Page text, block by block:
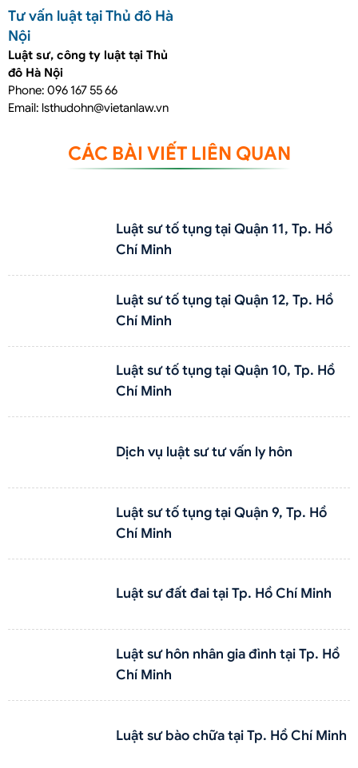
Tư vấn luật tại Thủ đô Hà
Nội
Luật sư, công ty luật tại Thủ
đô Hà Nội
Phone: 096 167 55 66
Email: lsthudohn@vietanlaw.vn
CÁC BÀI VIẾT LIÊN QUAN
Luật sư tố tụng tại Quận 11, Tp. Hồ
Chí Minh
Luật sư tố tụng tại Quận 12, Tp. Hồ
Chí Minh
Luật sư tố tụng tại Quận 10, Tp. Hồ
Chí Minh
Dịch vụ luật sư tư vấn ly hôn
Luật sư tố tụng tại Quận 9, Tp. Hồ
Chí Minh
Luật sư đất đai tại Tp. Hồ Chí Minh
Luật sư hôn nhân gia đình tại Tp. Hồ
Chí Minh
Luật sư bào chữa tại Tp. Hồ Chí Minh